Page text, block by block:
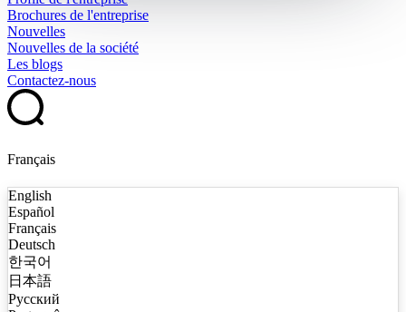
Brochures de l'entreprise
Nouvelles
Nouvelles de la société
Les blogs
Contactez-nous
Français
English
Español
Français
Deutsch
한국어
日本語
Русский